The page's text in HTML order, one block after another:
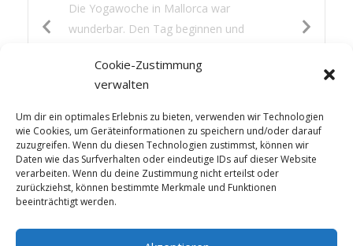
Cookie-Zustimmung
verwalten
Um dir ein optimales Erlebnis zu bieten, verwenden wir Technologien
wie Cookies, um Geräteinformationen zu speichern und/oder darauf
zuzugreifen. Wenn du diesen Technologien zustimmst, können wir
Daten wie das Surfverhalten oder eindeutige IDs auf dieser Website
verarbeiten. Wenn du deine Zustimmung nicht erteilst oder
zurückziehst, können bestimmte Merkmale und Funktionen
beeinträchtigt werden.
Die Yogawoche in Mallorca war
wunderbar. Den Tag beginnen und
Erfahrung. Es hat mir gut getan: die
Wärme, das Nichtstun, lesen, gutes Essen
und etwas Sightseeing – die Mischung war
perfekt.